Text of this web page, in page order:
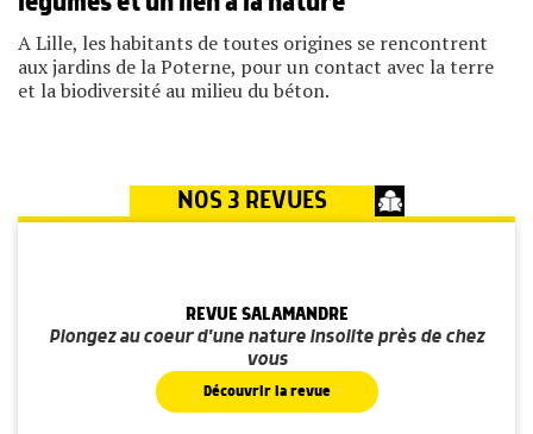
A Lille, les habitants de toutes origines se rencontrent
aux jardins de la Poterne, pour un contact avec la terre
et la biodiversité au milieu du béton.
NOS 3 REVUES
REVUE SALAMANDRE
Plongez au coeur d'une nature insolite près de chez
vous
Découvrir la revue